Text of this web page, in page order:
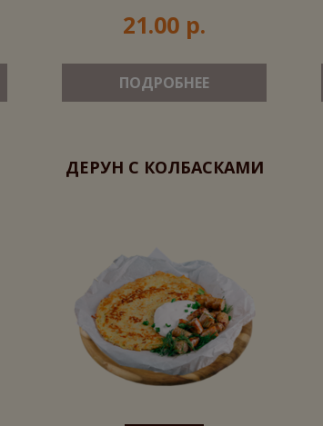
21.00 р.
ПОДРОБНЕЕ
ДЕРУН С КОЛБАСКАМИ